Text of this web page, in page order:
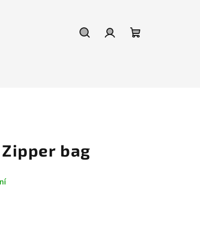
bag